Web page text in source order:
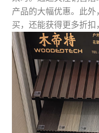
产品的大幅优惠。此
买，还能获得更多折扣